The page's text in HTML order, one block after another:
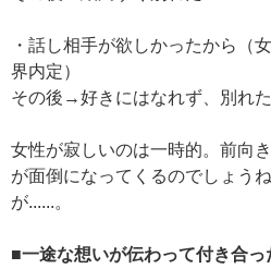
・話し相手が欲しかったから（
界内定）
その後→好きにはなれず、別れた
女性が寂しいのは一時的。前向
が面倒になってくるのでしょう
が......。
■一途な想いが伝わって付き合っ